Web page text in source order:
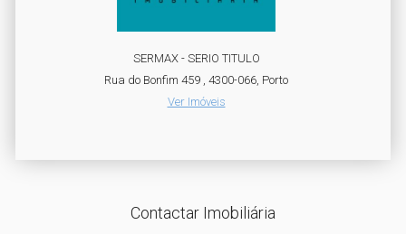
SERMAX - SERIO TITULO
Rua do Bonfim 459 , 4300-066, Porto
Ver Imóveis
Contactar Imobiliária